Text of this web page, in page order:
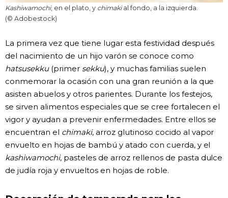
Kashiwamochi, en el plato, y chimakial fondo, a la izquierda.
(© Adobestock)
La primera vez que tiene lugar esta festividad después
del nacimiento de un hijo varón se conoce como
hatsusekku(primer sekku), y muchas familias suelen
conmemorar la ocasión con una gran reunión a la que
asisten abuelos y otros parientes. Durante los festejos,
se sirven alimentos especiales que se cree fortalecen el
vigor y ayudan a prevenir enfermedades. Entre ellos se
encuentran el chimaki, arroz glutinoso cocido al vapor
envuelto en hojas de bambú y atado con cuerda, y el
kashiwamochi, pasteles de arroz rellenos de pasta dulce
de judía roja y envueltos en hojas de roble.